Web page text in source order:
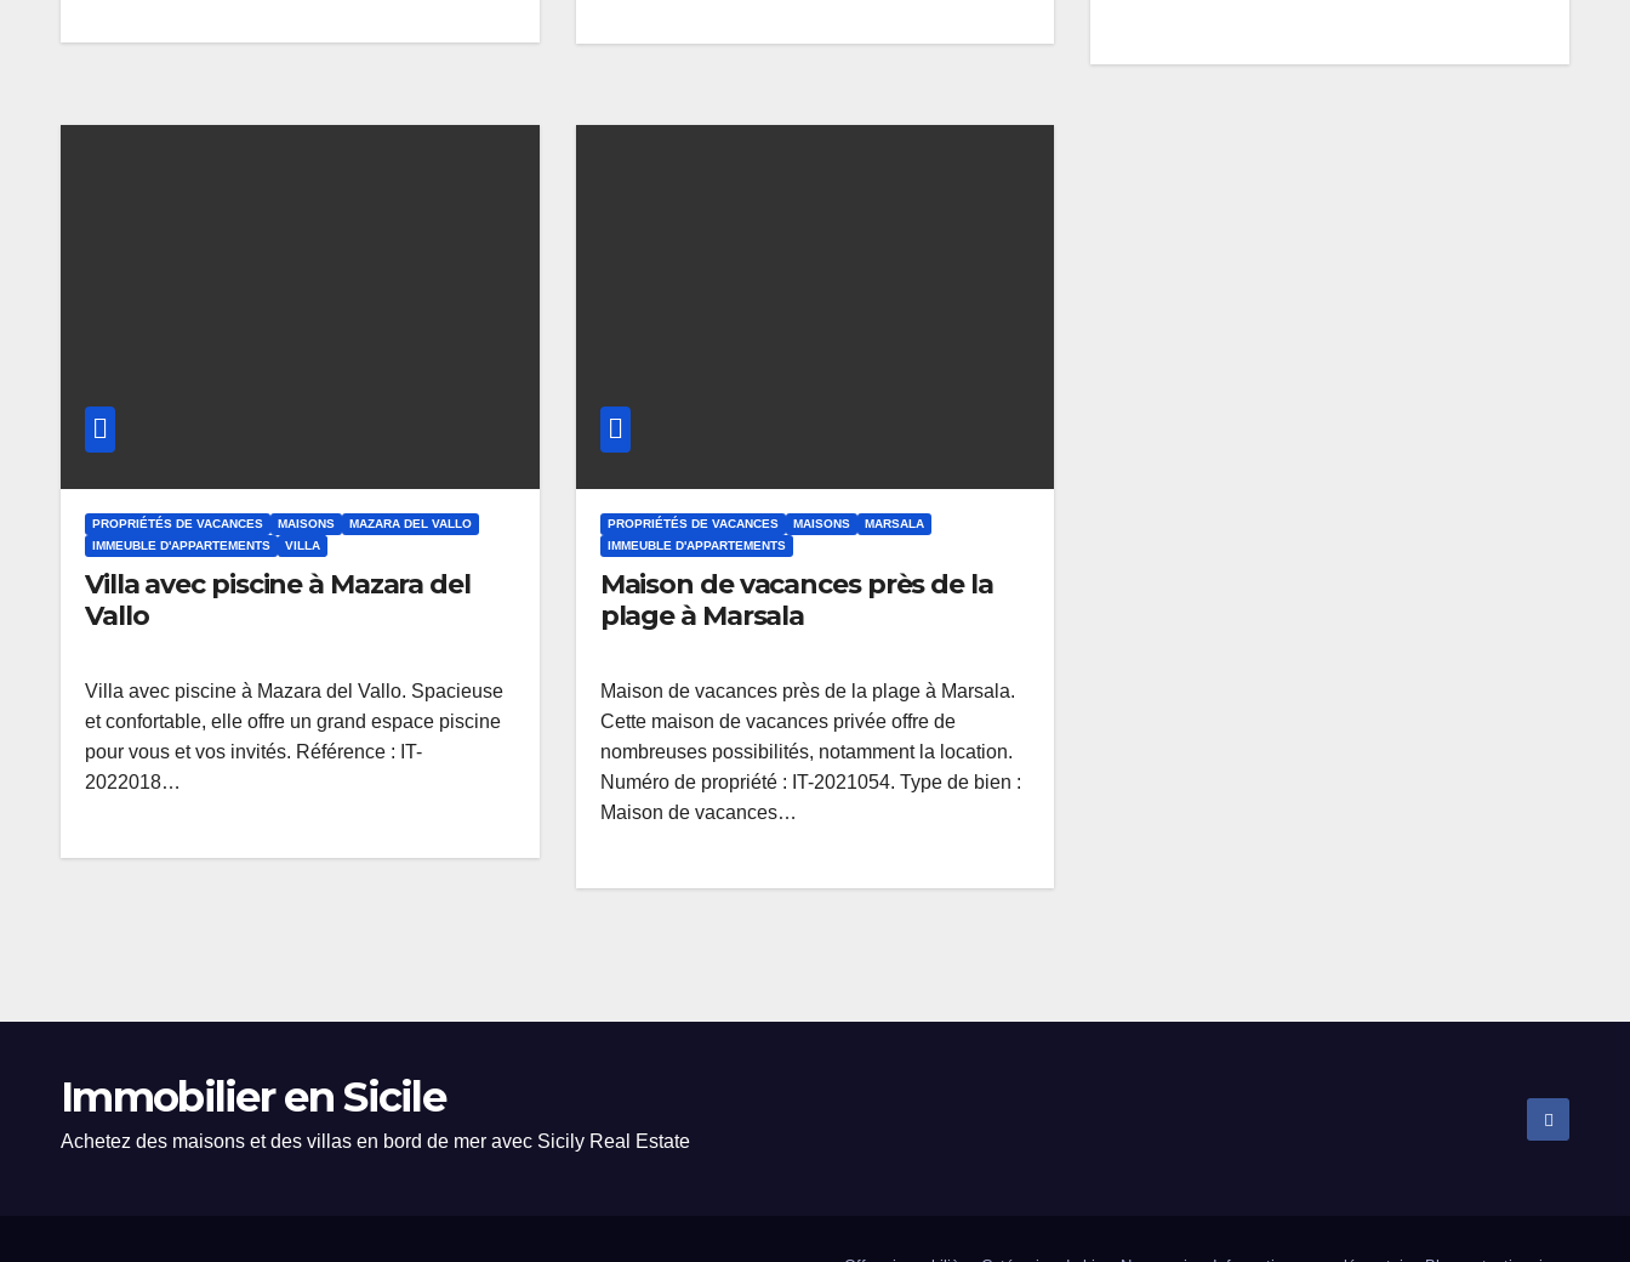
PROPRIÉTÉS DE VACANCES MAISONS
MAZARA DEL VALLO
IMMEUBLE D'APPARTEMENTS
VILLA
Villa avec piscine à Mazara del
Vallo
Villa avec piscine à Mazara del Vallo. Spacieuse
et confortable, elle offre un grand espace piscine
pour vous et vos invités. Référence : IT-
2022018…
PROPRIÉTÉS DE VACANCES MAISONS
MARSALA
IMMEUBLE D'APPARTEMENTS
Maison de vacances près de la
plage à Marsala
Maison de vacances près de la plage à Marsala.
Cette maison de vacances privée offre de
nombreuses possibilités, notamment la location.
Numéro de propriété : IT-2021054. Type de bien :
Maison de vacances…
Immobilier en Sicile
Achetez des maisons et des villas en bord de mer avec Sicily Real Estate